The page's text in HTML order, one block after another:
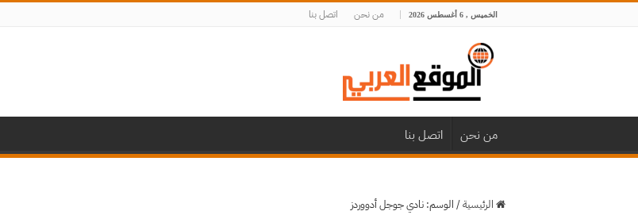
الخميس , 6 أغسطس 2026 من نحن اتصل بنا
من نحن اتصل بنا
الرئيسية/ الوسم: نادي جوجل أدووردز